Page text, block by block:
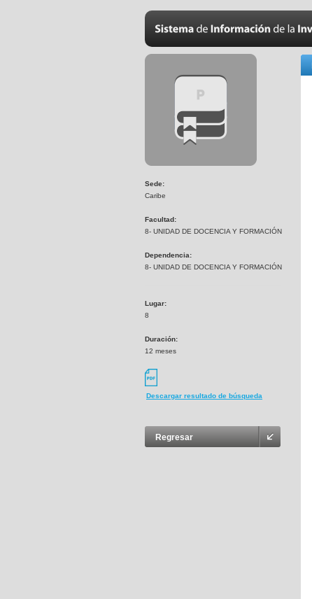
Sede:
Caribe
Facultad:
8- UNIDAD DE DOCENCIA Y FORMACIÓN
Dependencia:
8- UNIDAD DE DOCENCIA Y FORMACIÓN
Lugar:
8
Duración:
12 meses
Descargar resultado de búsqueda
Regresar